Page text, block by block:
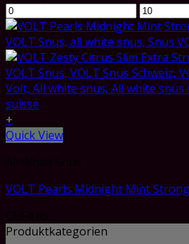
Min
price
Max
price
+
Quick View
VOLT Pearls Midnight Mint
Produktkategorien